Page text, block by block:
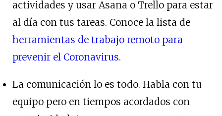
actividades y usar Asana o Trello para estar
al día con tus tareas. Conoce la lista de
herramientas de trabajo remoto para
prevenir el Coronavirus.
La comunicación lo es todo. Habla con tu
equipo pero en tiempos acordados con